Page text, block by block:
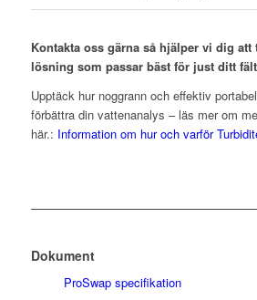
Kontakta oss gärna så hjälper vi dig att
lösning som passar bäst för just ditt
Upptäck hur noggrann och effektiv
förbättra din vattenanalys – läs mer om
här.: Information om hur och varför
Dokument
ProSwap specifikation